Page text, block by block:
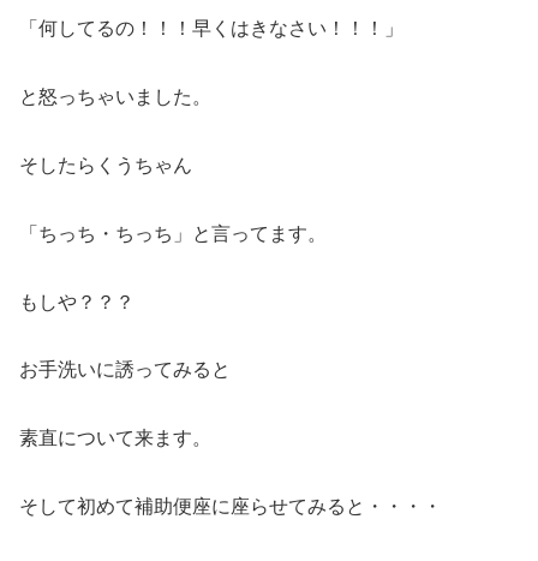
「何してるの！！！早くはきなさい！！！」
と怒っちゃいました。
そしたらくうちゃん
「ちっち・ちっち」と言ってます。
もしや？？？
お手洗いに誘ってみると
素直について来ます。
そして初めて補助便座に座らせてみると・・・・